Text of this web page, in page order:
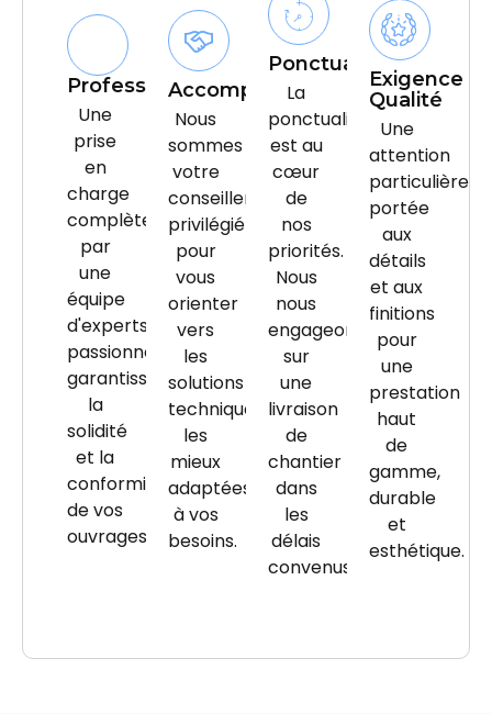
Professionnalisme
Une
prise
en
charge
complète
par
une
équipe
d'experts
passionnés,
garantissant
la
solidité
et la
conformité
de vos
ouvrages.
Accompagnement
Nous
sommes
votre
conseiller
privilégié
pour
vous
orienter
vers
les
solutions
techniques
les
mieux
adaptées
à vos
besoins.
Ponctualité
La
ponctualité
est au
cœur
de
nos
priorités.
Nous
nous
engageons
sur
une
livraison
de
chantier
dans
les
délais
convenus.
Exigence
Qualité
Une
attention
particulière
portée
aux
détails
et aux
finitions
pour
une
prestation
haut
de
gamme,
durable
et
esthétique.